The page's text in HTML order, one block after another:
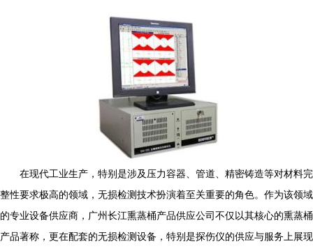
在现代工业生产，特别是涉及压力容器、管道、精密铸造等对材料完
整性要求极高的领域，无损检测技术扮演着至关重要的角色。作为该领域
的专业设备供应商，广州长江熏蒸桶产品供应公司不仅以其核心的熏蒸桶
产品著称，更在配套的无损检测设备，特别是探伤仪的供应与服务上展现